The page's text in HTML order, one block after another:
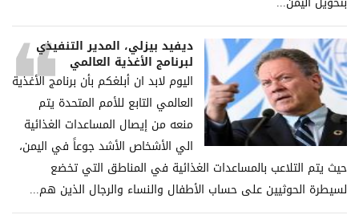
ديفيد بيزلي، المدير التنفيذي
لبرنامج الأغذية العالمي
اليوم لابد ان أبلغكم بأن برنامج الأغذية
العالمي التابع للأمم المتحدة يتم
منعه من إيصال المساعدات الغذائية
الي الأشخاص الأشد جوعاً في اليمن،
حيث يتم التلاعب بالمساعدات الغذائية في المناطق التي تخضع
لسيطرة الحوثيين على حساب الأطفال والنساء والرجال الذين هم...